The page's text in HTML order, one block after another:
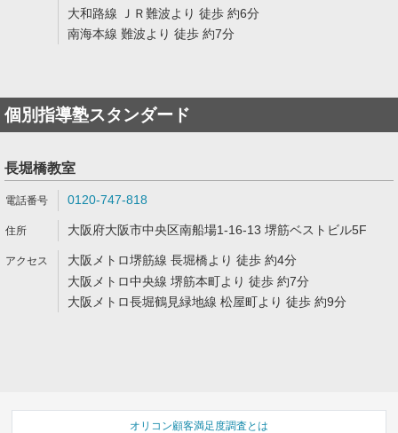
大和路線 ＪＲ難波より 徒歩 約6分
南海本線 難波より 徒歩 約7分
個別指導塾スタンダード
長堀橋教室
0120-747-818
大阪府大阪市中央区南船場1-16-13 堺筋ベストビル5F
大阪メトロ堺筋線 長堀橋より 徒歩 約4分
大阪メトロ中央線 堺筋本町より 徒歩 約7分
大阪メトロ長堀鶴見緑地線 松屋町より 徒歩 約9分
オリコン顧客満足度調査とは